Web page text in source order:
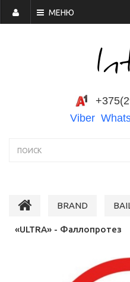
МЕНЮ
Viber
BRAND
«ULTRA» - Фаллопротез